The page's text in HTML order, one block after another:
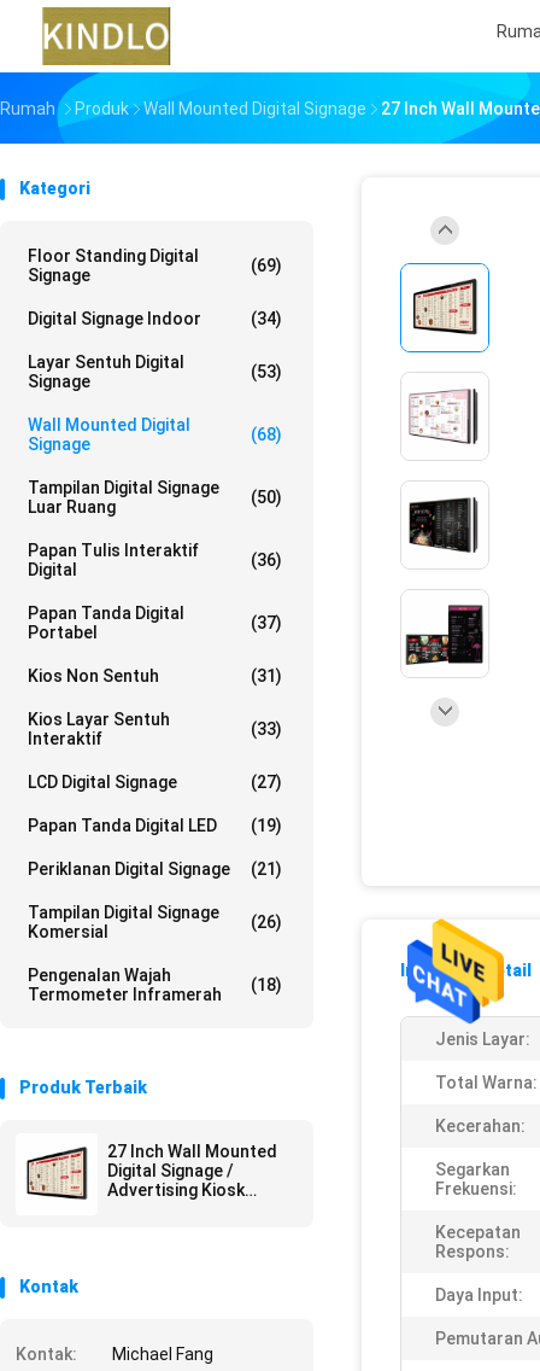
Rumah Produk Wall Mounted Digital Signage 27 Inch Wall
Kategori
Floor Standing Digital
Signage
(69)
Digital Signage Indoor (34)
Layar Sentuh Digital
Signage
(53)
Wall Mounted Digital
Signage
(68)
Tampilan Digital Signage
Luar Ruang
(50)
Papan Tulis Interaktif
Digital
(36)
Papan Tanda Digital
Portabel
(37)
Kios Non Sentuh (31)
Kios Layar Sentuh
Interaktif
(33)
LCD Digital Signage (27)
Papan Tanda Digital LED (19)
Periklanan Digital Signage (21)
Tampilan Digital Signage
Komersial
(26)
Pengenalan Wajah
Termometer Inframerah
(18)
Produk Terbaik
27 Inch Wall Mounted
Digital Signage /
Advertising Kiosk
Kontak
Kontak:
Michael Fang
Informasi Detail
Jenis Layar:
Total Warna:
Kecerahan:
Segarkan
Frekuensi:
Kecepatan
Respons:
Daya Input:
Pemutaran